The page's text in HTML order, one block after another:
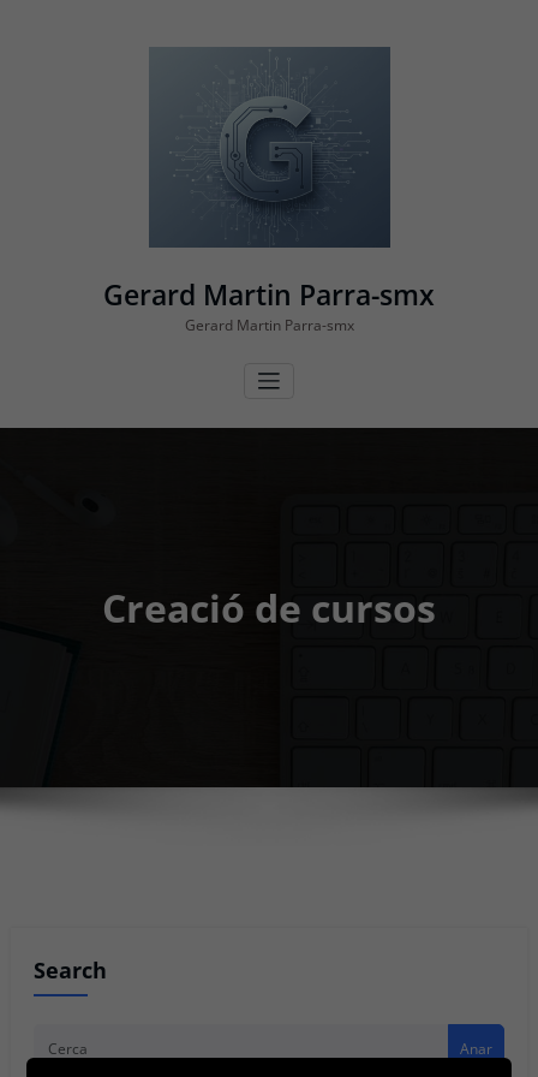
Gerard Martin Parra-smx
Gerard Martin Parra-smx
Creació de cursos
Search
Anar